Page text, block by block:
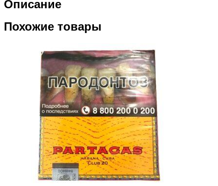
Mini
Описание
Похожие товары